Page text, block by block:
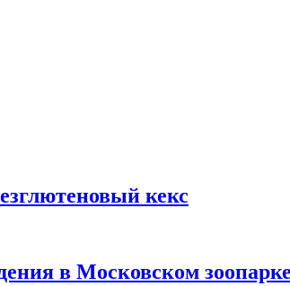
кекс
в Московском зоопарке